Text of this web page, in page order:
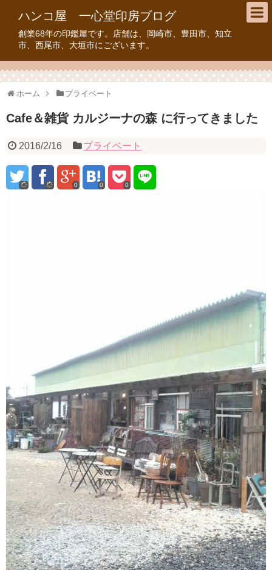
ハンコ屋 一心堂印房ブログ
創業68年の印鑑屋です。店舗は、岡崎市、豊田市、知立
市、西尾市、大垣市にございます。
ホーム プライベート
Cafe＆雑貨 カルジーナの森 に行ってきました
2016/2/16 プライベート
0 0 0